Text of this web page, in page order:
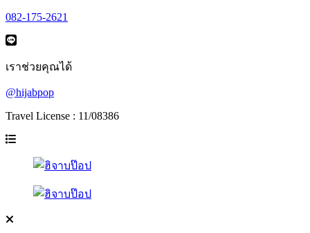
082-175-2621
เราช่วยคุณได้
@hijabpop
Travel License : 11/08386